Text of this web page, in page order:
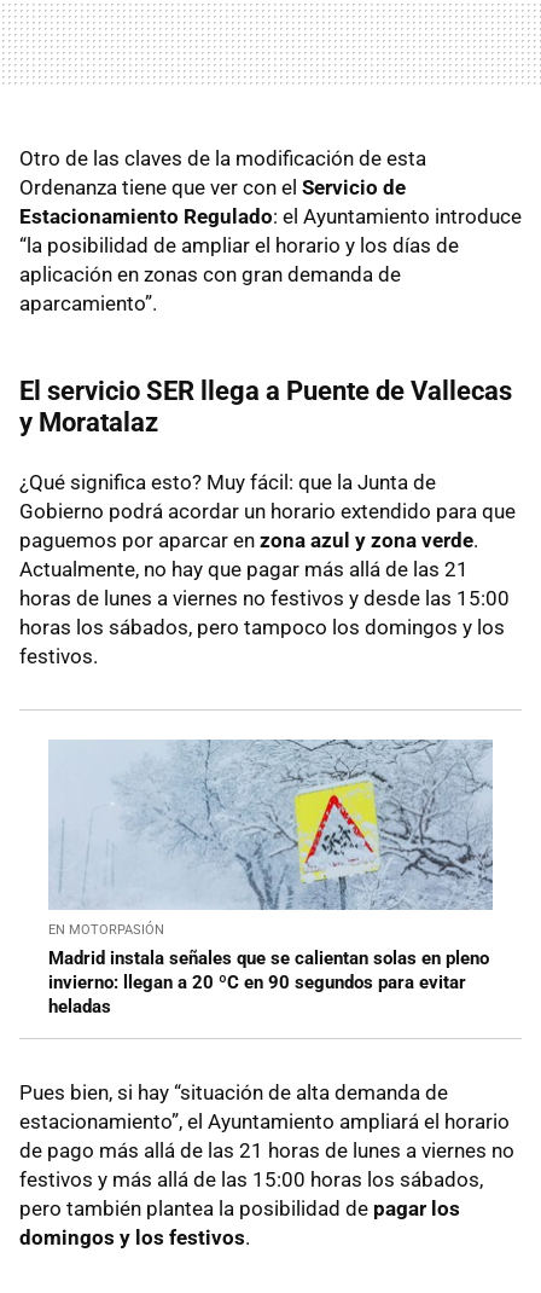
Otro de las claves de la modificación de esta
Ordenanza tiene que ver con el Servicio de
Estacionamiento Regulado: el Ayuntamiento introduce
“la posibilidad de ampliar el horario y los días de
aplicación en zonas con gran demanda de
aparcamiento”.
El servicio SER llega a Puente de Vallecas
y Moratalaz
¿Qué significa esto? Muy fácil: que la Junta de
Gobierno podrá acordar un horario extendido para que
paguemos por aparcar en zona azul y zona verde.
Actualmente, no hay que pagar más allá de las 21
horas de lunes a viernes no festivos y desde las 15:00
horas los sábados, pero tampoco los domingos y los
festivos.
EN MOTORPASIÓN
Madrid instala señales que se calientan solas en pleno
invierno: llegan a 20 ºC en 90 segundos para evitar
heladas
Pues bien, si hay “situación de alta demanda de
estacionamiento”, el Ayuntamiento ampliará el horario
de pago más allá de las 21 horas de lunes a viernes no
festivos y más allá de las 15:00 horas los sábados,
pero también plantea la posibilidad de pagar los
domingos y los festivos.